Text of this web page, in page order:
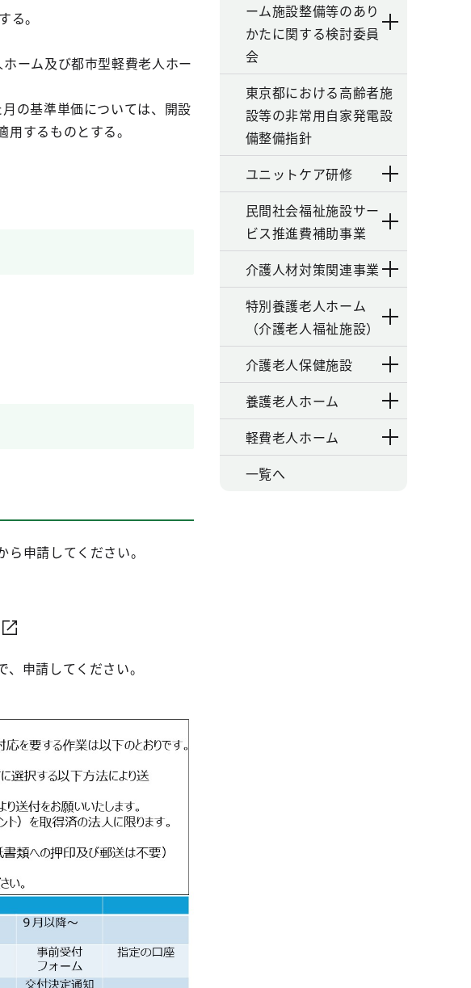
。
ーム及び都市型軽費老人ホー
の基準単価については、開設
するものとする。
申請してください。
申請してください。
ーム施設整備等のあり
かたに関する検討委員
会
東京都における高齢者施
設等の非常用自家発電設
備整備指針
ユニットケア研修
民間社会福祉施設サー
ビス推進費補助事業
介護人材対策関連事業
特別養護老人ホーム
（介護老人福祉施設）
介護老人保健施設
養護老人ホーム
軽費老人ホーム
一覧へ